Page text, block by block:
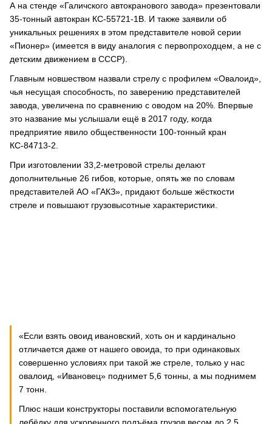
А на стенде «Галичского автокранового завода» презентовали
35-тонный автокран КС-55721-1В. И также заявили об
уникальных решениях в этом представителе новой серии
«Пионер» (имеется в виду аналогия с первопроходцем, а не с
детским движением в СССР).
Главным новшеством назвали стрелу с профилем «Овалоид»,
чья несущая способность, по заверению представителей
завода, увеличена по сравнению с оводом на 20%. Впервые
это название мы услышали ещё в 2017 году, когда
предприятие явило общественности 100-тонный кран
КС-84713-2.
При изготовлении 33,2-метровой стрелы делают
дополнительные 26 гибов, которые, опять же по словам
представителей АО «ГАКЗ», придают больше жёсткости
стреле и повышают грузовысотные характеристики.
«Если взять овоид ивановский, хоть он и кардинально
отличается даже от нашего овоида, то при одинаковых
совершенно условиях при такой же стреле, только у нас
овалоид, «Ивановец» поднимет 5,6 тонны, а мы поднимем
7 тонн.
Плюс наши конструкторы поставили вспомогательную